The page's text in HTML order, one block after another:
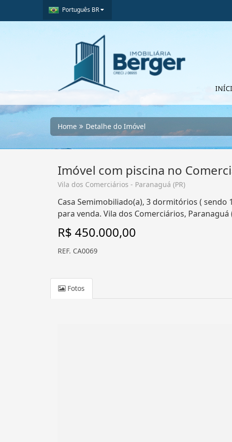
Português BR
Home Detalhe do Imóvel
Imóvel com piscina no
Vila dos Comerciários - Paranaguá (PR)
Casa Semimobiliado(a), 3 dormitórios ( sendo
para venda. Vila dos Comerciários, Paranaguá
R$ 450.000,00
REF. CA0069
Fotos